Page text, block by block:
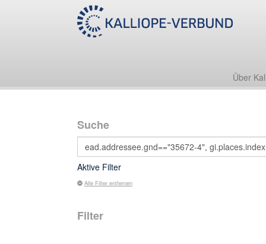
Über
Suche
Aktive Filter
Alle Filter entfernen
Filter